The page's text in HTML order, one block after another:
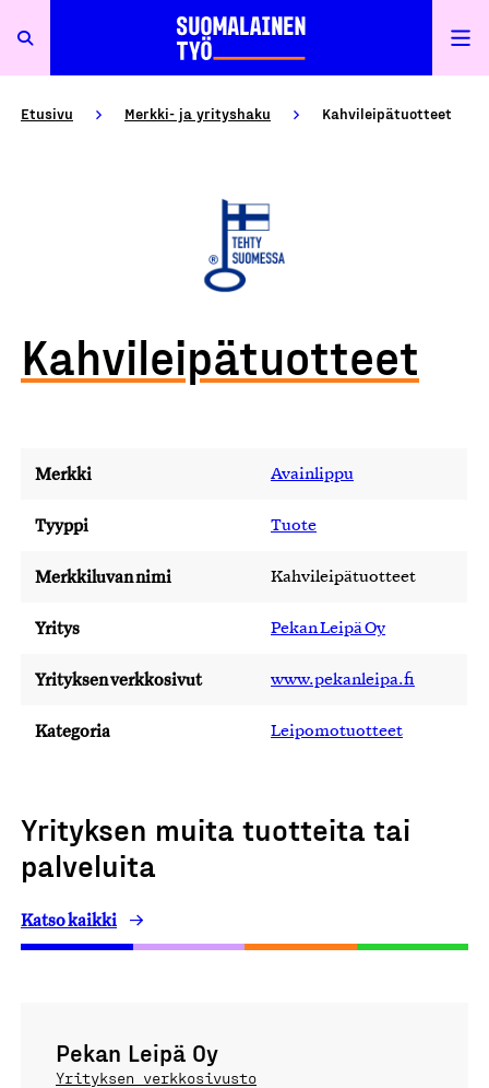
Etusivu Merkki- ja yrityshaku Kahvileipätuotteet
Kahvileipätuotteet
Merkki Avainlippu
Tyyppi Tuote
Merkkiluvan nimi Kahvileipätuotteet
Yritys Pekan Leipä Oy
Yrityksen verkkosivut www.pekanleipa.fi
Kategoria Leipomotuotteet
Yrityksen muita tuotteita tai
palveluita
Katso kaikki
Pekan Leipä Oy
Yrityksen verkkosivusto